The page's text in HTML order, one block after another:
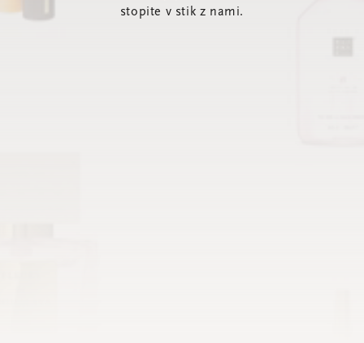
stopite v stik z nami.